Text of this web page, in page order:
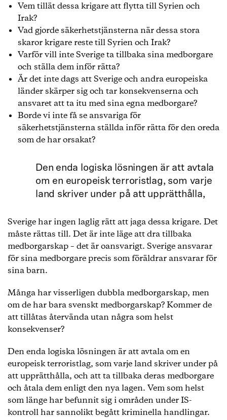
Vem tillät dessa krigare att flytta till Syrien och
Irak?
Vad gjorde säkerhetstjänsterna när dessa stora
skaror krigare reste till Syrien och Irak?
Varför vill inte Sverige ta tillbaka sina medborgare
och ställa dem inför rätta?
Är det inte dags att Sverige och andra europeiska
länder skärper sig och tar konsekvenserna och
ansvaret att ta itu med sina egna medborgare?
Borde vi inte få se ansvariga för
säkerhetstjänsterna ställda inför rätta för den oreda
som de har orsakat?
Den enda logiska lösningen är att avtala
om en europeisk terroristlag, som varje
land skriver under på att upprätthålla,
Sverige har ingen laglig rätt att jaga dessa krigare. Det
måste rättas till. Det är inte läge att dra tillbaka
medborgarskap – det är oansvarigt. Sverige ansvarar
för sina medborgare precis som föräldrar ansvarar för
sina barn.
Många har visserligen dubbla medborgarskap, men
om de har bara svenskt medborgarskap? Kommer de
att tillåtas återvända utan några som helst
konsekvenser?
Den enda logiska lösningen är att avtala om en
europeisk terroristlag, som varje land skriver under på
att upprätthålla, och att ta tillbaka deras medborgare
och åtala dem enligt den nya lagen. Vem som helst
som länge har befunnit sig i områden under IS-
kontroll har sannolikt begått kriminella handlingar.